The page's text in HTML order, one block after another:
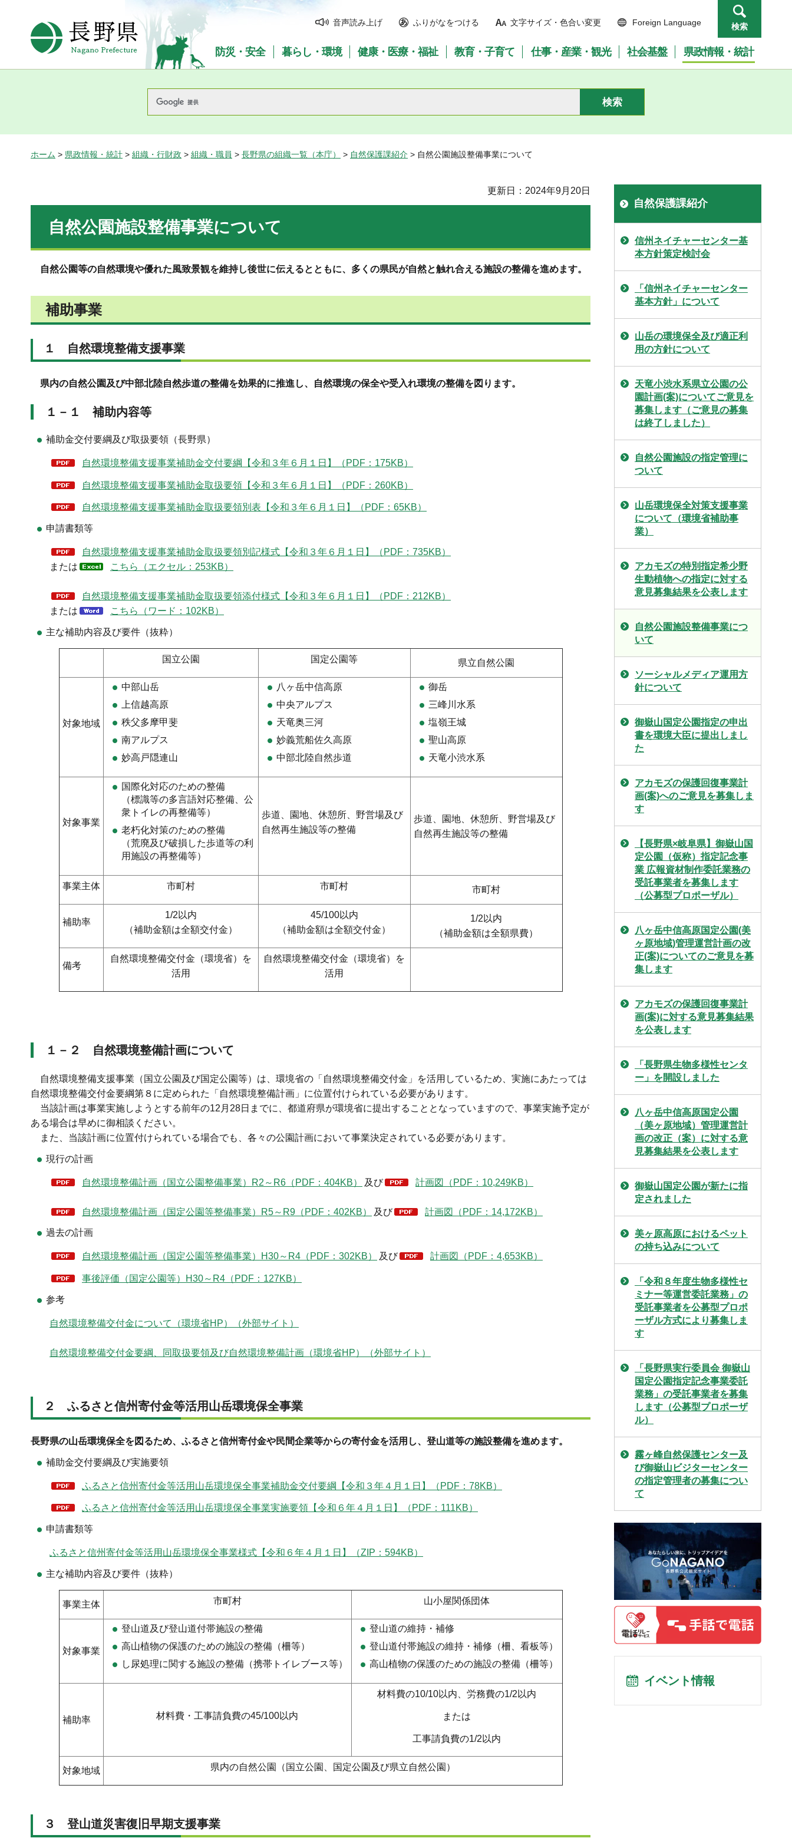
長野県Nagano Prefecture
音声読み上げ ふりがなをつける 文字サイズ・色合い変更 Foreign Language 検索
防災・安全 暮らし・環境 健康・医療・福祉 教育・子育て 仕事・産業・観光 社会基盤 県政情報・統計
ホーム > 県政情報・統計 > 組織・行財政 > 組織・職員 > 長野県の組織一覧（本庁） > 自然保護課紹介 > 自然公園施設整備事業について
更新日：2024年9月20日
自然公園施設整備事業について
自然公園等の自然環境や優れた風致景観を維持し後世に伝えるとともに、多くの県民が自然と触れ合える施設の整備を進めます。
補助事業
１ 自然環境整備支援事業
県内の自然公園及び中部北陸自然歩道の整備を効果的に推進し、自然環境の保全や受入れ環境の整備を図ります。
１－１ 補助内容等
補助金交付要綱及び取扱要領（長野県）
自然環境整備支援事業補助金交付要綱【令和３年６月１日】（PDF：175KB）
自然環境整備支援事業補助金取扱要領【令和３年６月１日】（PDF：260KB）
自然環境整備支援事業補助金取扱要領別表【令和３年６月１日】（PDF：65KB）
申請書類等
自然環境整備支援事業補助金取扱要領別記様式【令和３年６月１日】（PDF：735KB）
または
こちら（エクセル：253KB）
自然環境整備支援事業補助金取扱要領添付様式【令和３年６月１日】（PDF：212KB）
または
こちら（ワード：102KB）
主な補助内容及び要件（抜粋）
国立公園 国定公園等 県立自然公園
対象地域
中部山岳
上信越高原
秩父多摩甲斐
南アルプス
妙高戸隠連山
八ヶ岳中信高原
中央アルプス
天竜奥三河
妙義荒船佐久高原
中部北陸自然歩道
御岳
三峰川水系
塩嶺王城
聖山高原
天竜小渋水系
対象事業
国際化対応のための整備
（標識等の多言語対応整備、公
衆トイレの再整備等）
老朽化対策のための整備
（荒廃及び破損した歩道等の利
用施設の再整備等）
歩道、園地、休憩所、野営場及び
自然再生施設等の整備
歩道、園地、休憩所、野営場及び
自然再生施設等の整備
事業主体 市町村 市町村 市町村
補助率
1/2以内
（補助金額は全額交付金）
45/100以内
（補助金額は全額交付金）
1/2以内
（補助金額は全額県費）
備考
自然環境整備交付金（環境省）を
活用
自然環境整備交付金（環境省）を
活用
１－２ 自然環境整備計画について
自然環境整備支援事業（国立公園及び国定公園等）は、環境省の「自然環境整備交付金」を活用しているため、実施にあたっては
自然環境整備交付金要綱第８に定められた「自然環境整備計画」に位置付けられている必要があります。
当該計画は事業実施しようとする前年の12月28日までに、都道府県が環境省に提出することとなっていますので、事業実施予定が
ある場合は早めに御相談ください。
また、当該計画に位置付けられている場合でも、各々の公園計画において事業決定されている必要があります。
現行の計画
自然環境整備計画（国立公園整備事業）R2～R6（PDF：404KB） 及び 計画図（PDF：10,249KB）
自然環境整備計画（国定公園等整備事業）R5～R9（PDF：402KB） 及び 計画図（PDF：14,172KB）
過去の計画
自然環境整備計画（国定公園等整備事業）H30～R4（PDF：302KB） 及び 計画図（PDF：4,653KB）
事後評価（国定公園等）H30～R4（PDF：127KB）
参考
自然環境整備交付金について（環境省HP）（外部サイト）
自然環境整備交付金要綱、同取扱要領及び自然環境整備計画（環境省HP）（外部サイト）
２ ふるさと信州寄付金等活用山岳環境保全事業
長野県の山岳環境保全を図るため、ふるさと信州寄付金や民間企業等からの寄付金を活用し、登山道等の施設整備を進めます。
補助金交付要綱及び実施要領
ふるさと信州寄付金等活用山岳環境保全事業補助金交付要綱【令和３年４月１日】（PDF：78KB）
ふるさと信州寄付金等活用山岳環境保全事業実施要領【令和６年４月１日】（PDF：111KB）
申請書類等
ふるさと信州寄付金等活用山岳環境保全事業様式【令和６年４月１日】（ZIP：594KB）
主な補助内容及び要件（抜粋）
事業主体 市町村 山小屋関係団体
対象事業
登山道及び登山道付帯施設の整備
高山植物の保護のための施設の整備（柵等）
し尿処理に関する施設の整備（携帯トイレブース等）
登山道の維持・補修
登山道付帯施設の維持・補修（柵、看板等）
高山植物の保護のための施設の整備（柵等）
補助率 材料費・工事請負費の45/100以内
材料費の10/10以内、労務費の1/2以内
または
工事請負費の1/2以内
対象地域 県内の自然公園（国立公園、国定公園及び県立自然公園）
３ 登山道災害復旧早期支援事業
自然保護課紹介
信州ネイチャーセンター基
本方針策定検討会
「信州ネイチャーセンター
基本方針」について
山岳の環境保全及び適正利
用の方針について
天竜小渋水系県立公園の公
園計画(案)についてご意見を
募集します（ご意見の募集
は終了しました）
自然公園施設の指定管理に
ついて
山岳環境保全対策支援事業
について（環境省補助事
業）
アカモズの特別指定希少野
生動植物への指定に対する
意見募集結果を公表します
自然公園施設整備事業につ
いて
ソーシャルメディア運用方
針について
御嶽山国定公園指定の申出
書を環境大臣に提出しまし
た
アカモズの保護回復事業計
画(案)へのご意見を募集しま
す
【長野県×岐阜県】御嶽山国
定公園（仮称）指定記念事
業 広報資材制作委託業務の
受託事業者を募集します
（公募型プロポーザル）
八ヶ岳中信高原国定公園(美
ヶ原地域)管理運営計画の改
正(案)についてのご意見を募
集します
アカモズの保護回復事業計
画(案)に対する意見募集結果
を公表します
「長野県生物多様性センタ
ー」を開設しました
八ヶ岳中信高原国定公園
（美ヶ原地域）管理運営計
画の改正（案）に対する意
見募集結果を公表します
御嶽山国定公園が新たに指
定されました
美ヶ原高原におけるペット
の持ち込みについて
「令和８年度生物多様性セ
ミナー等運営委託業務」の
受託事業者を公募型プロポ
ーザル方式により募集しま
す
「長野県実行委員会 御嶽山
国定公園指定記念事業委託
業務」の受託事業者を募集
します（公募型プロポーザ
ル）
霧ヶ峰自然保護センター及
び御嶽山ビジターセンター
の指定管理者の募集につい
て
イベント情報